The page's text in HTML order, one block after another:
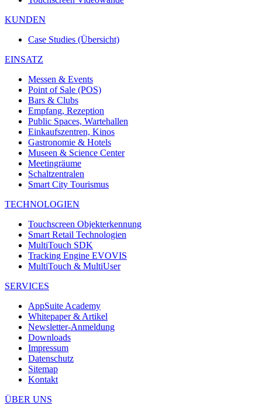
KUNDEN
Case Studies (Übersicht)
EINSATZ
Messen & Events
Point of Sale (POS)
Bars & Clubs
Empfang, Rezeption
Public Spaces, Wartehallen
Einkaufszentren, Kinos
Gastronomie & Hotels
Museen & Science Center
Meetingräume
Schaltzentralen
Smart City Tourismus
TECHNOLOGIEN
Touchscreen Objekterkennung
Smart Retail Technologien
MultiTouch SDK
Tracking Engine EVOVIS
MultiTouch & MultiUser
SERVICES
AppSuite Academy
Whitepaper & Artikel
Newsletter-Anmeldung
Downloads
Impressum
Datenschutz
Sitemap
Kontakt
ÜBER UNS